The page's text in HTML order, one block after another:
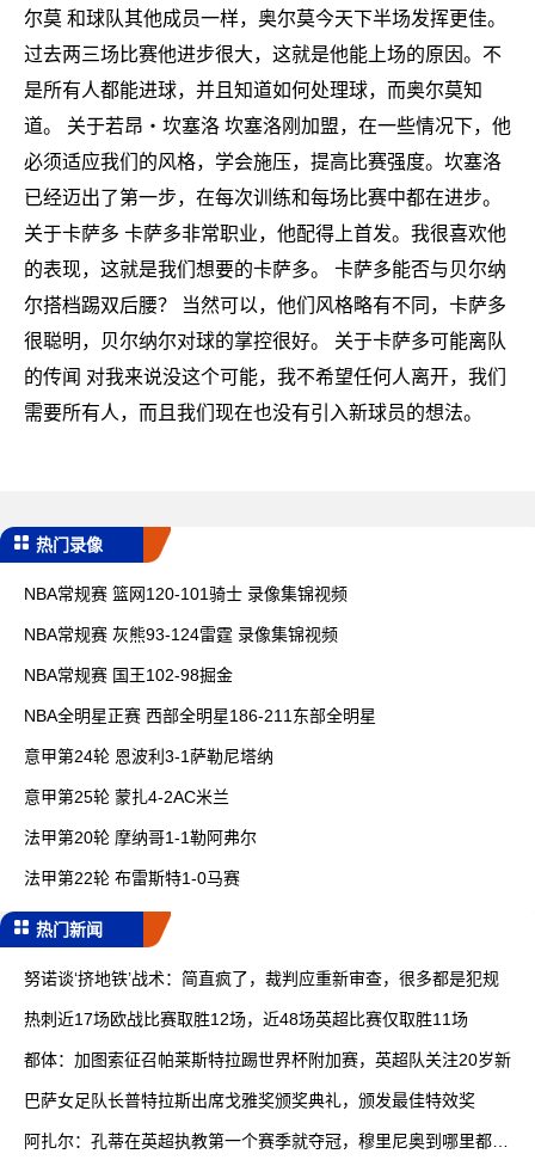
尔莫 和球队其他成员一样，奥尔莫今天下半场发挥更佳。
过去两三场比赛他进步很大，这就是他能上场的原因。不
是所有人都能进球，并且知道如何处理球，而奥尔莫知
道。 关于若昂・坎塞洛 坎塞洛刚加盟，在一些情况下，他
必须适应我们的风格，学会施压，提高比赛强度。坎塞洛
已经迈出了第一步，在每次训练和每场比赛中都在进步。
关于卡萨多 卡萨多非常职业，他配得上首发。我很喜欢他
的表现，这就是我们想要的卡萨多。 卡萨多能否与贝尔纳
尔搭档踢双后腰？ 当然可以，他们风格略有不同，卡萨多
很聪明，贝尔纳尔对球的掌控很好。 关于卡萨多可能离队
的传闻 对我来说没这个可能，我不希望任何人离开，我们
需要所有人，而且我们现在也没有引入新球员的想法。
热门录像
NBA常规赛 篮网120-101骑士 录像集锦视频
NBA常规赛 灰熊93-124雷霆 录像集锦视频
NBA常规赛 国王102-98掘金
NBA全明星正赛 西部全明星186-211东部全明星
意甲第24轮 恩波利3-1萨勒尼塔纳
意甲第25轮 蒙扎4-2AC米兰
法甲第20轮 摩纳哥1-1勒阿弗尔
法甲第22轮 布雷斯特1-0马赛
热门新闻
努诺谈‘挤地铁’战术：简直疯了，裁判应重新审查，很多都是犯规
热刺近17场欧战比赛取胜12场，近48场英超比赛仅取胜11场
都体：加图索征召帕莱斯特拉踢世界杯附加赛，英超队关注20岁新
巴萨女足队长普特拉斯出席戈雅奖颁奖典礼，颁发最佳特效奖
阿扎尔：孔蒂在英超执教第一个赛季就夺冠，穆里尼奥到哪里都能